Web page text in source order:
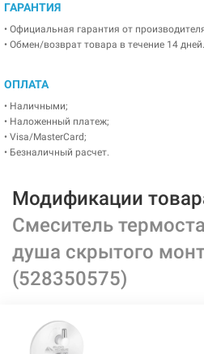
ГАРАНТИЯ
• Официальная гарантия от
• Обмен/возврат товара в течение 14 дней.
ОПЛАТА
• Наличными;
• Наложенный платеж;
• Visa/MasterCard;
• Безналичный расчет.
Модификации
Смеситель
душа скрытого
(528350575)